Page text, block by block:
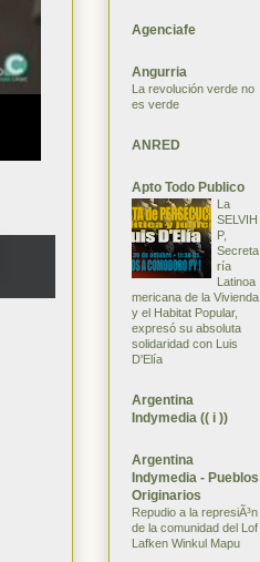
Agenciafe
Angurria
La revolución verde no
es verde
ANRED
Apto Todo Publico
La
SELVIH
P,
Secreta
ría
Latinoa
mericana de la Vivienda
y el Habitat Popular,
expresó su absoluta
solidaridad con Luis
D'Elía
Argentina
Indymedia (( i ))
Argentina
Indymedia - Pueblos
Originarios
Repudio a la represiÃ³n
de la comunidad del Lof
Lafken Winkul Mapu